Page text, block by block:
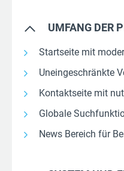
UMFANG DER
Startseite mit
Uneingeschränkte
Kontaktseite mit
Globale
News Bereich für